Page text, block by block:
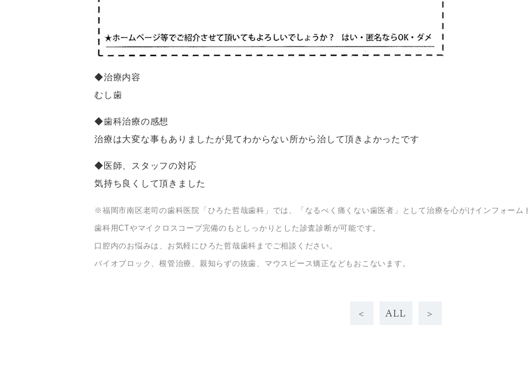
◆治療内容
むし歯
◆歯科治療の感想
治療は大変な事もありましたが見てわからない所から治して頂きよかったです
◆医師、スタッフの対応
気持ち良くして頂きました
※福岡市南区老司の歯科医院「ひろた哲哉歯科」では、「なるべく痛くない歯医者」として治療を心がけインフォーム
歯科用CTやマイクロスコープ完備のもとしっかりとした診査診断が可能です。
口腔内のお悩みは、お気軽にひろた哲哉歯科までご相談ください。
バイオブロック、根管治療、親知らずの抜歯、マウスピース矯正などもおこないます。
< ALL >